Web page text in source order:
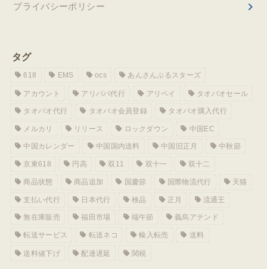
プライバシーポリシー
タグ
618 EMS ocs あんさんぶるスターズ
アカウント アリババ代行 アリペイ タオバオセール
タオバオ代行 タオバオ会員登録 タオバオ購入代行
メルカリ リリース ロックダウン 中国EC
中国カレンダー 中国国内送料 中国旧正月 中秋節
京東618 円高 双11 双十一 双十二
商品状態 商品追加 国慶節 国際物流代行 天猫
支払い代行 日本代行 検品 正月 流通王
無在庫販売 福田市場 端午節 義烏アテンド
転送サービス 転送ネコ 輸入転売 送料
送料値下げ 配達遅延 関税